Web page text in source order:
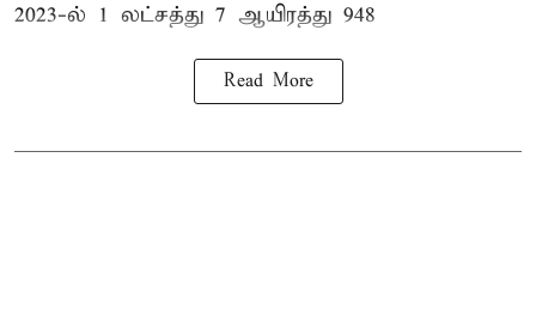
2023-ல் 1 லட்சத்து 7 ஆயிரத்து 948
Read More